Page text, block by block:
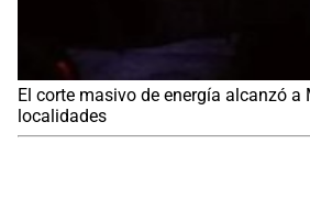
El corte masivo de energía alcanzó
localidades